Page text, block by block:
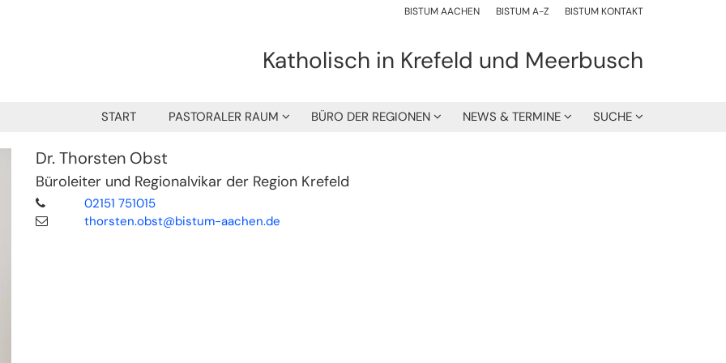
BISTUM AACHEN BISTUM A-Z BISTUM KONTAKT
Katholisch in Krefeld und Meerbusch
START PASTORALER RAUM BÜRO DER REGIONEN NEWS & TERMINE SUCHE
Dr. Thorsten Obst
Büroleiter und Regionalvikar der Region Krefeld
02151 751015
thorsten.obst@bistum-aachen.de